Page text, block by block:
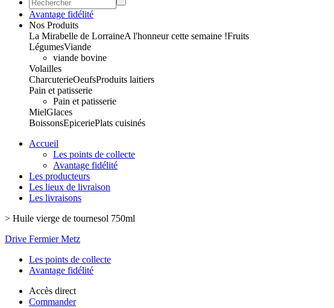
Avantage fidélité
Nos Produits
La Mirabelle de LorraineA l'honneur cette semaine !Fruits
LégumesViande
viande bovine
Volailles
CharcuterieOeufsProduits laitiers
Pain et patisserie
Pain et patisserie
MielGlaces
BoissonsEpiceriePlats cuisinés
Accueil
Les points de collecte
Avantage fidélité
Les producteurs
Les lieux de livraison
Les livraisons
> Huile vierge de tournesol 750ml
Drive Fermier Metz
Les points de collecte
Avantage fidélité
Accès direct
Commander